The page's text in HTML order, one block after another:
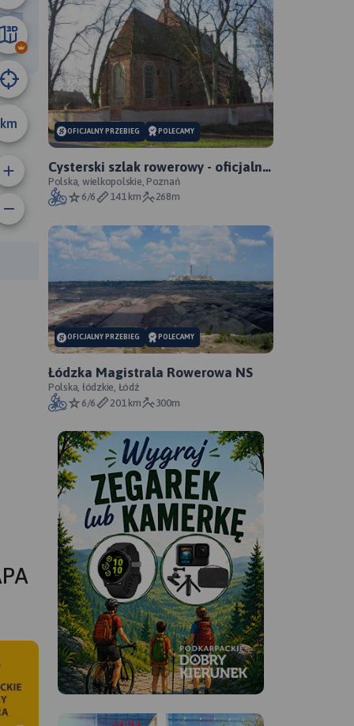
km
35 km
OFICJALNY PRZEBIEG POLECAMY
Cysterski szlak rowerowy - oficjalny
przebieg
Polska, wielkopolskie, Poznań
6/6
141 km 268m
OFICJALNY PRZEBIEG POLECAMY
Łódzka Magistrala Rowerowa NS
Polska, łódzkie, Łódź
6/6
201 km 300m